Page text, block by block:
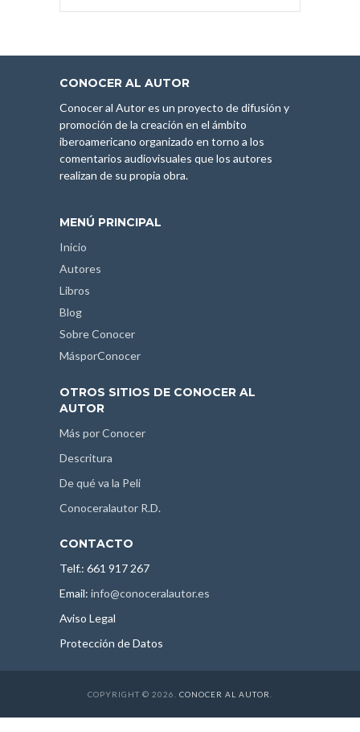
CONOCER AL AUTOR
Conocer al Autor es un proyecto de difusión y
promoción de la creación en el ámbito
iberoamericano organizado en torno a los
comentarios audiovisuales que los autores
realizan de su propia obra.
MENÚ PRINCIPAL
Inicio
Autores
Libros
Blog
Sobre Conocer
MásporConocer
OTROS SITIOS DE CONOCER AL
AUTOR
Más por Conocer
Descritura
De qué va la Peli
Conoceralautor R.D.
CONTACTO
Telf.: 661 917 267
Email: info@conoceralautor.es
Aviso Legal
Protección de Datos
COPYRIGHT © 2026. CONOCER AL AUTOR